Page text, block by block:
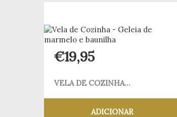
€19,95
VELA DE COZINHA...
ADICIONAR